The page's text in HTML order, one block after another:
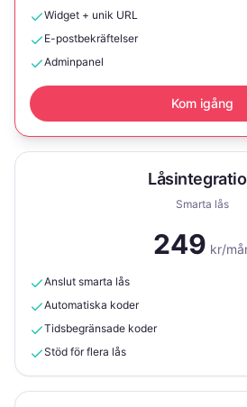
Widget + unik URL
E-postbekräftelser
Adminpanel
Kom igång
Smarta lås
249 kr/
Anslut smarta lås
Automatiska koder
Tidsbegränsade koder
Stöd för flera lås